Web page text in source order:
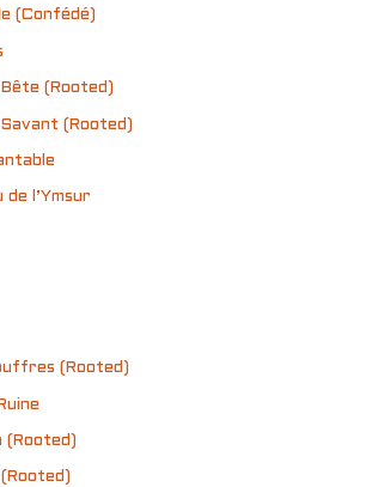
(Confédé)
(Rooted)
(Rooted)
de l’Ymsur
(Rooted)
(Rooted)